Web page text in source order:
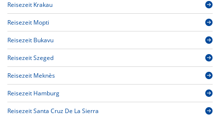
Reisezeit Krakau
Reisezeit Mopti
Reisezeit Bukavu
Reisezeit Szeged
Reisezeit Meknès
Reisezeit Hamburg
Reisezeit Santa Cruz De La Sierra